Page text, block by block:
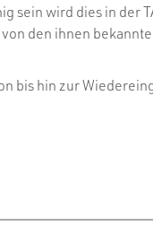
sein wird dies in der
den ihnen
bis hin zur